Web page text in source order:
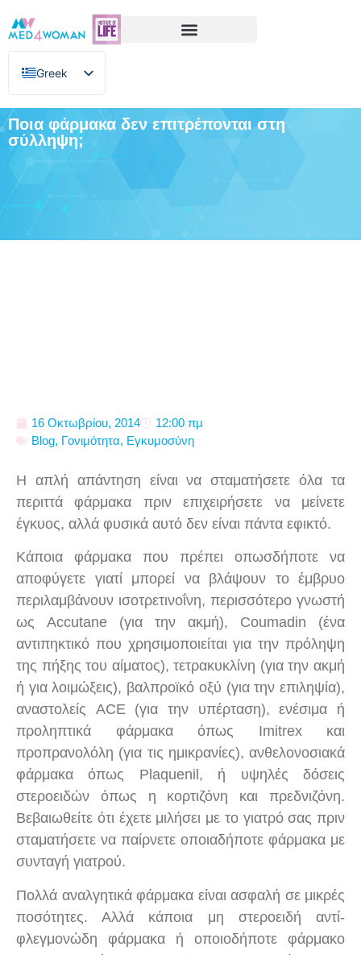
Greek
English
Ποια φάρμακα δεν επιτρέπονται στη
σύλληψη;
16 Οκτωβρίου, 2014
12:00 πμ
Blog, Γονιμότητα, Εγκυμοσύνη
Η απλή απάντηση είναι να σταματήσετε όλα τα
περιττά φάρμακα πριν επιχειρήσετε να μείνετε
έγκυος, αλλά φυσικά αυτό δεν είναι πάντα εφικτό.
Κάποια φάρμακα που πρέπει οπωσδήποτε να
αποφύγετε γιατί μπορεί να βλάψουν το έμβρυο
περιλαμβάνουν ισοτρετινοΐνη, περισσότερο γνωστή
ως Accutane (για την ακμή), Coumadin (ένα
αντιπηκτικό που χρησιμοποιείται για την πρόληψη
της πήξης του αίματος), τετρακυκλίνη (για την ακμή
ή για λοιμώξεις), βαλπροϊκό οξύ (για την επιληψία),
αναστολείς ACE (για την υπέρταση), ενέσιμα ή
προληπτικά φάρμακα όπως Imitrex και
προπρανολόλη (για τις ημικρανίες), ανθελονοσιακά
φάρμακα όπως Plaquenil, ή υψηλές δόσεις
στεροειδών όπως η κορτιζόνη και πρεδνιζόνη.
Βεβαιωθείτε ότι έχετε μιλήσει με το γιατρό σας πριν
σταματήσετε να παίρνετε οποιαδήποτε φάρμακα με
συνταγή γιατρού.
Πολλά αναλγητικά φάρμακα είναι ασφαλή σε μικρές
ποσότητες. Αλλά κάποια μη στεροειδή αντί-
φλεγμονώδη φάρμακα ή οποιοδήποτε φάρμακο